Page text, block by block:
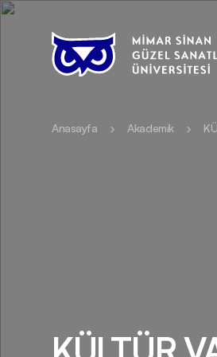
Anasayfa Akademik